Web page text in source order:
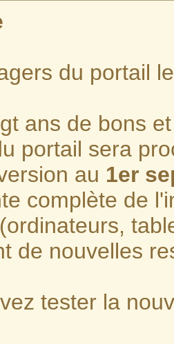
du portail
ans de bons
portail sera
au 1er
complète de
de nouvelles
tester la